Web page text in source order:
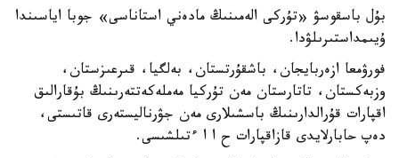
بۇل باسقوسۋ «تۇركى الەمىنىڭ مادەني استاناسى» جوبا اياسىندا
ۇيىمداستىرىلۋدا.
فورۋمعا ازەربايجان، باشقۇرتستان، بەلگيا، قىرعىزستان،
وزبەكستان، تاتارستان مەن تۇركيا مەملەكەتتەرىنىڭ بۇقارالىق
اقپارات قۇرالدارىنىڭ باسشىلارى مەن جۋرناليستەرى قاتىستى،
دەپ حابارلايدى قازاقپارات ح ا ا ءتىلشىسى.